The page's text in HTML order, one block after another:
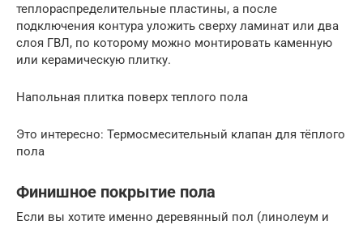
теплораспределительные пластины, а после
подключения контура уложить сверху ламинат или два
слоя ГВЛ, по которому можно монтировать каменную
или керамическую плитку.
Напольная плитка поверх теплого пола
Это интересно: Термосмесительный клапан для тёплого
пола
Финишное покрытие пола
Если вы хотите именно деревянный пол (линолеум и